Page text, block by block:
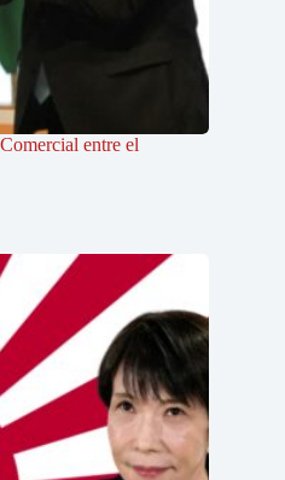
entre el